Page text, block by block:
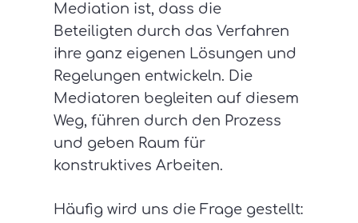
Mediation ist, dass die
Beteiligten durch das Verfahren
ihre ganz eigenen Lösungen und
Regelungen entwickeln. Die
Mediatoren begleiten auf diesem
Weg, führen durch den Prozess
und geben Raum für
konstruktives Arbeiten.
Häufig wird uns die Frage gestellt: